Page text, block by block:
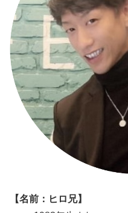
【名前：ヒロ兄】